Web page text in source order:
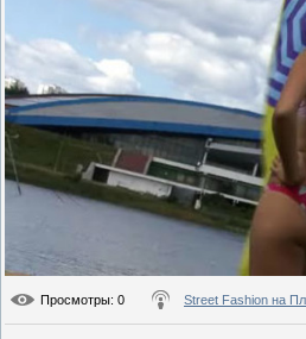
Просмотры: 0 Street Fashion на